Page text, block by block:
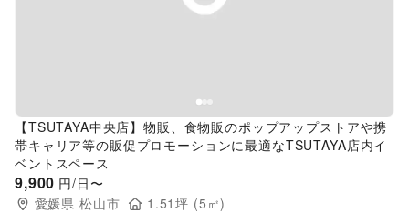
【TSUTAYA中央店】物販、食物販のポップアップストアや携
帯キャリア等の販促プロモーションに最適なTSUTAYA店内イ
ベントスペース
9,900 円/日〜
愛媛県 松山市 1.51坪 (5 ㎡)